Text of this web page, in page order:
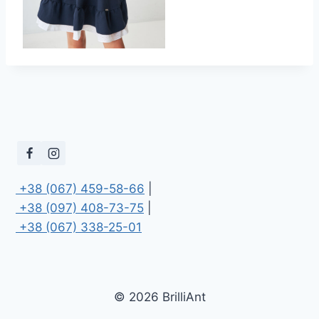
+38 (067) 459-58-66
+38 (097) 408-73-75
+38 (067) 338-25-01
© 2026 BrilliAnt